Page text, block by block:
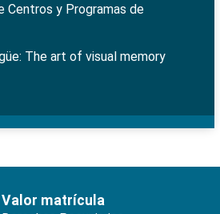
Centros y Programas de
The art of visual memory
Valor matrícula